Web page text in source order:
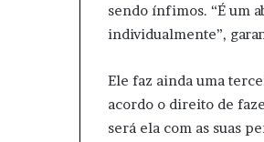
sendo ínfimos. “É um
individualmente”,
Ele faz ainda uma
acordo o direito de
será ela com as suas